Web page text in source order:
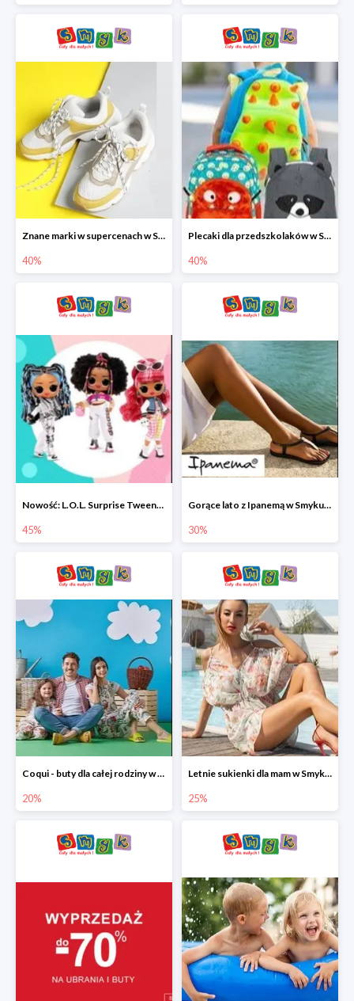
Znane marki w supercenach w Smyku - buty do -40%
40%
Plecaki dla przedszkolaków w Smyku do -40%
40%
Nowość: L.O.L. Surprise Tweens Doll w Smyku do -45%
45%
Gorące lato z Ipanemą w Smyku do -30%
30%
Coqui - buty dla całej rodziny w Smyku do -20%
20%
Letnie sukienki dla mam w Smyku do -25%
25%